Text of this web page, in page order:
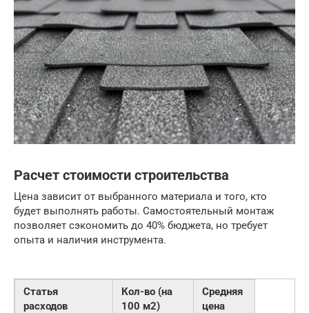
Расчет стоимости строительства
Цена зависит от выбранного материала и того, кто
будет выполнять работы. Самостоятельный монтаж
позволяет сэкономить до 40% бюджета, но требует
опыта и наличия инструмента.
Статья
расходов
Кол-во (на
100 м2)
Средняя
цена